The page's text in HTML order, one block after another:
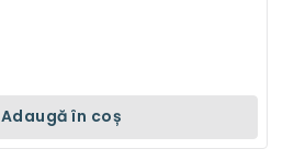
Adaugă în coș